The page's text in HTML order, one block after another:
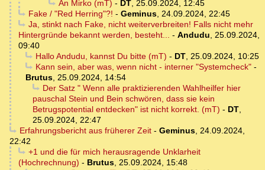
An Mirko (mT) - DT, 25.09.2024, 12:45
Fake / "Red Herring"?! - Geminus, 24.09.2024, 22:45
Ja, stinkt nach Fake, nicht weiterverbreiten! Falls nicht mehr
Hintergründe bekannt werden, besteht... - Andudu, 25.09.2024,
09:40
Hallo Andudu, kannst Du bitte (mT) - DT, 25.09.2024, 10:25
Kann sein, aber was, wenn nicht - interner "Systemcheck"-
Brutus, 25.09.2024, 14:54
Der Satz " Wenn alle praktizierenden Wahlheilfer hier
pauschal Stein und Bein schwören, dass sie kein
Betrugspotential entdecken" ist nicht korrekt. (mT) - DT,
25.09.2024, 22:47
Erfahrungsbericht aus früherer Zeit- Geminus, 24.09.2024,
22:42
+1 und die für mich herausragende Unklarheit
(Hochrechnung) - Brutus, 25.09.2024, 15:48